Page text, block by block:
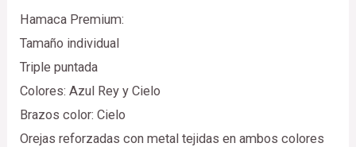
Hamaca Premium:
Tamaño individual
Triple puntada
Colores: Azul Rey y Cielo
Brazos color: Cielo
Orejas reforzadas con metal tejidas en ambos colores